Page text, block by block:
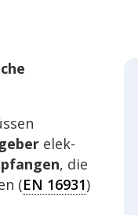
elek­
, die
(EN 16931)